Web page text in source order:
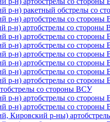
р-н) ракетный обстрелы со
р-н) артобстрелы со
р-н) артобстрелы со стороны
р-н) артобстрелы со
р-н) артобстрелы со
р-н) артобстрелы со
р-н) артобстрелы со
р-н) артобстрелы со
р-н) артобстрелы со
со стороны ВСУ
р-н) артобстрелы со
р-н) артобстрелы со
Кировский р-ны)